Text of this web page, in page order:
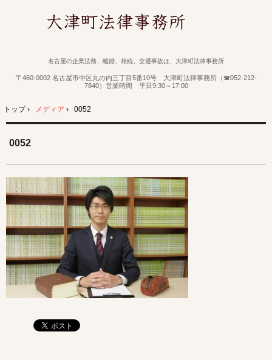
名古屋の企業法務、離婚、相続、交通事故は、大津町法律事務所
〒460-0002 名古屋市中区丸の内三丁目5番10号 大津町法律事務所（☎052-212-
7840）営業時間 平日9:30～17:00
トップ› メディア › 0052
0052